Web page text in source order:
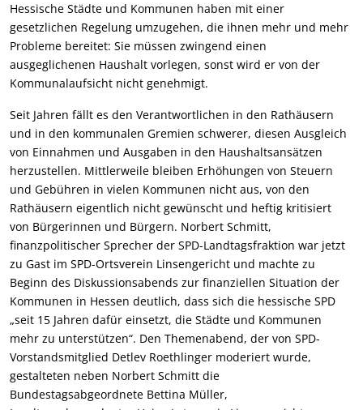
Hessische Städte und Kommunen haben mit einer
gesetzlichen Regelung umzugehen, die ihnen mehr und mehr
Probleme bereitet: Sie müssen zwingend einen
ausgeglichenen Haushalt vorlegen, sonst wird er von der
Kommunalaufsicht nicht genehmigt.
Seit Jahren fällt es den Verantwortlichen in den Rathäusern
und in den kommunalen Gremien schwerer, diesen Ausgleich
von Einnahmen und Ausgaben in den Haushaltsansätzen
herzustellen. Mittlerweile bleiben Erhöhungen von Steuern
und Gebühren in vielen Kommunen nicht aus, von den
Rathäusern eigentlich nicht gewünscht und heftig kritisiert
von Bürgerinnen und Bürgern. Norbert Schmitt,
finanzpolitischer Sprecher der SPD-Landtagsfraktion war jetzt
zu Gast im SPD-Ortsverein Linsengericht und machte zu
Beginn des Diskussionsabends zur finanziellen Situation der
Kommunen in Hessen deutlich, dass sich die hessische SPD
„seit 15 Jahren dafür einsetzt, die Städte und Kommunen
mehr zu unterstützen“. Den Themenabend, der von SPD-
Vorstandsmitglied Detlev Roethlinger moderiert wurde,
gestalteten neben Norbert Schmitt die
Bundestagsabgeordnete Bettina Müller,